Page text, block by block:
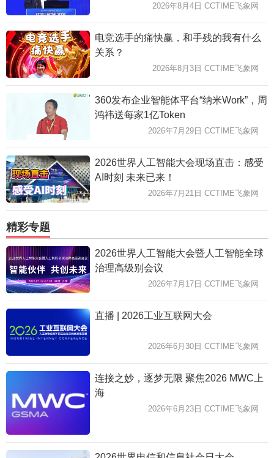
2026年8月4日 CCTIME飞象网
电竞选手的痛快赢，和手残的我有什么
关系？
2026年8月3日 CCTIME飞象网
360发布企业智能体平台“纳米Work”，周
鸿祎送每家1亿Token
2026年7月29日 CCTIME飞象网
2026世界人工智能大会现场直击：感受
AI时刻 未来已来！
2026年7月21日 CCTIME飞象网
精彩专题
2026世界人工智能大会暨人工智能全球
治理高级别会议
2026年7月17日 CCTIME飞象网
直播 | 2026工业互联网大会
2026年6月30日 CCTIME飞象网
连接之妙，逐梦无限 聚焦2026 MWC上
海
2026年6月23日 CCTIME飞象网